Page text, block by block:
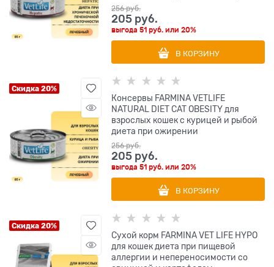
256 руб.
205 руб.
выгода51 руб. или20%
В КОРЗИНУ
Скидка 20%
Консервы FARMINA VETLIFE
NATURAL DIET CAT OBESITY для
взрослых кошек с курицей и рыбой
диета при ожирении
256 руб.
205 руб.
выгода51 руб. или20%
В КОРЗИНУ
Скидка 20%
Сухой корм FARMINA VET LIFE HYPO
для кошек диета при пищевой
аллергии и непереносимости со